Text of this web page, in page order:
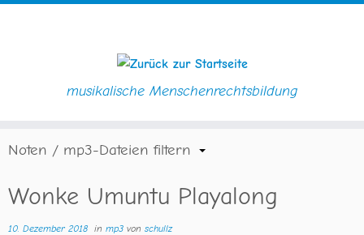
musikalische Menschenrechtsbildung
Noten / mp3-Dateien filtern
Wonke Umuntu Playalong
10. Dezember 2018 in mp3 von schullz